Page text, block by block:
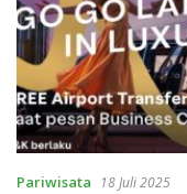
Pariwisata 18 Juli 2025